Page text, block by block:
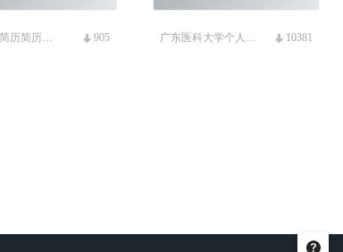
品牌公关简历简历模板 905 广东医科大学个人校招简历模板 10381